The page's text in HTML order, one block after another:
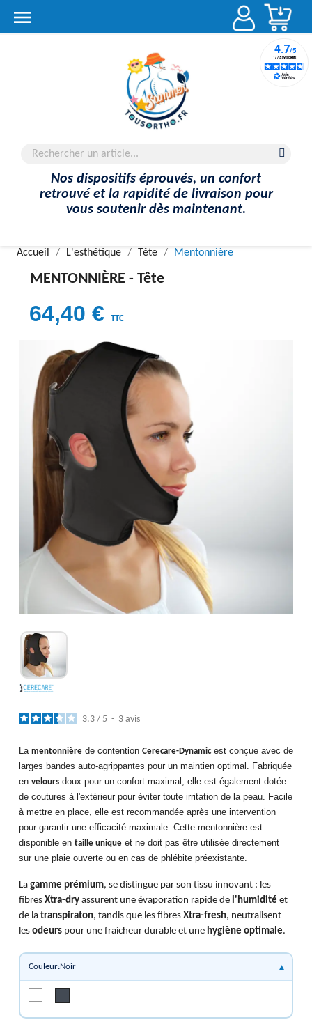

Nos dispositifs éprouvés, un confort
retrouvé et la rapidité de livraison pour
vous soutenir dès maintenant.
Accueil L'esthétique Tête Mentonnière
MENTONNIÈRE - Tête
64,40 € TTC
3.3 / 5 - 3 avis
La mentonnière de contention Cerecare-Dynamic est conçue avec de
larges bandes auto-agrippantes pour un maintien optimal. Fabriquée
en velours doux pour un confort maximal, elle est également dotée
de coutures à l'extérieur pour éviter toute irritation de la peau. Facile
à mettre en place, elle est recommandée après une intervention
pour garantir une efficacité maximale. Cette mentonnière est
disponible en taille unique et ne doit pas être utilisée directement
sur une plaie ouverte ou en cas de phlébite préexistante.
La gamme prémium, se distingue par son tissu innovant : les
fibres Xtra-dry assurent une évaporation rapide de l'humidité et
de la transpiraton, tandis que les fibres Xtra-fresh, neutralisent
les odeurs pour une fraicheur durable et une hygiène optimale.
Couleur:Noir